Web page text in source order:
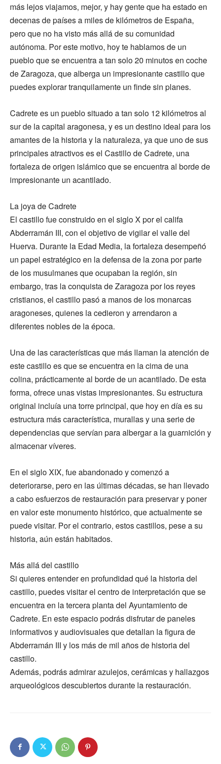
más lejos viajamos, mejor, y hay gente que ha estado en
decenas de países a miles de kilómetros de España,
pero que no ha visto más allá de su comunidad
autónoma. Por este motivo, hoy te hablamos de un
pueblo que se encuentra a tan solo 20 minutos en coche
de Zaragoza, que alberga un impresionante castillo que
puedes explorar tranquilamente un finde sin planes.
Cadrete es un pueblo situado a tan solo 12 kilómetros al
sur de la capital aragonesa, y es un destino ideal para los
amantes de la historia y la naturaleza, ya que uno de sus
principales atractivos es el Castillo de Cadrete, una
fortaleza de origen islámico que se encuentra al borde de
impresionante un acantilado.
La joya de Cadrete
El castillo fue construido en el siglo X por el califa
Abderramán III, con el objetivo de vigilar el valle del
Huerva. Durante la Edad Media, la fortaleza desempeñó
un papel estratégico en la defensa de la zona por parte
de los musulmanes que ocupaban la región, sin
embargo, tras la conquista de Zaragoza por los reyes
cristianos, el castillo pasó a manos de los monarcas
aragoneses, quienes la cedieron y arrendaron a
diferentes nobles de la época.
Una de las características que más llaman la atención de
este castillo es que se encuentra en la cima de una
colina, prácticamente al borde de un acantilado. De esta
forma, ofrece unas vistas impresionantes. Su estructura
original incluía una torre principal, que hoy en día es su
estructura más característica, murallas y una serie de
dependencias que servían para albergar a la guarnición y
almacenar víveres.
En el siglo XIX, fue abandonado y comenzó a
deteriorarse, pero en las últimas décadas, se han llevado
a cabo esfuerzos de restauración para preservar y poner
en valor este monumento histórico, que actualmente se
puede visitar. Por el contrario, estos castillos, pese a su
historia, aún están habitados.
Más allá del castillo
Si quieres entender en profundidad qué la historia del
castillo, puedes visitar el centro de interpretación que se
encuentra en la tercera planta del Ayuntamiento de
Cadrete. En este espacio podrás disfrutar de paneles
informativos y audiovisuales que detallan la figura de
Abderramán III y los más de mil años de historia del
castillo.
Además, podrás admirar azulejos, cerámicas y hallazgos
arqueológicos descubiertos durante la restauración.